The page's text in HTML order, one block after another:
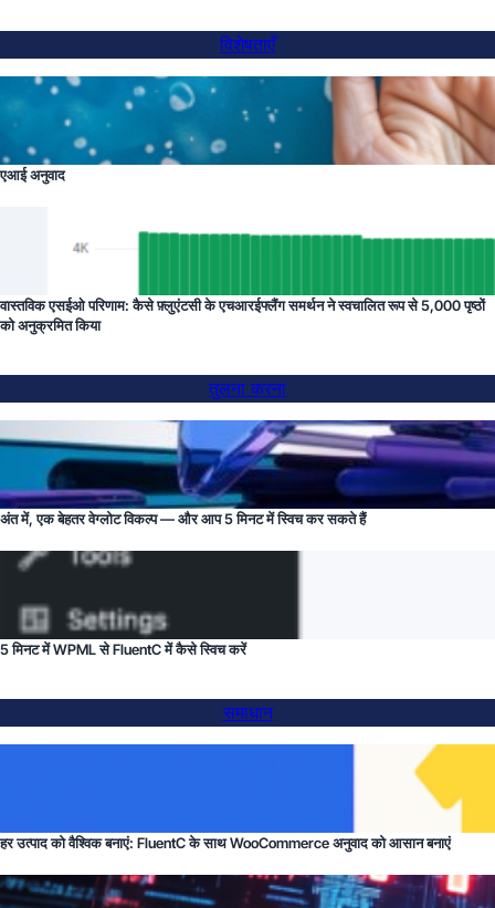
विशेषताएँ
एआई अनुवाद
वास्तविक एसईओ परिणाम: कैसे फ़्लुएंटसी के एचआरईफ्लैंग समर्थन ने स्वचालित रूप से 5,000 पृष्ठों
को अनुक्रमित किया
तुलना करना
अंत में, एक बेहतर वेग्लोट विकल्प — और आप 5 मिनट में स्विच कर सकते हैं
5 मिनट में WPML से FluentC में कैसे स्विच करें
समाधान
हर उत्पाद को वैश्विक बनाएं: FluentC के साथ WooCommerce अनुवाद को आसान बनाएं